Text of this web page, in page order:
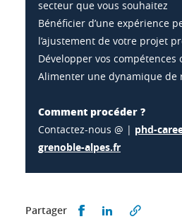
secteur que vous souhaitez
Bénéficier d’une expérience
l’ajustement de votre projet
Développer vos compétences
Alimenter une dynamique de
Comment procéder ?
Contactez-nous @ | phd-
grenoble-alpes.fr
Partager Partager surPartager sur